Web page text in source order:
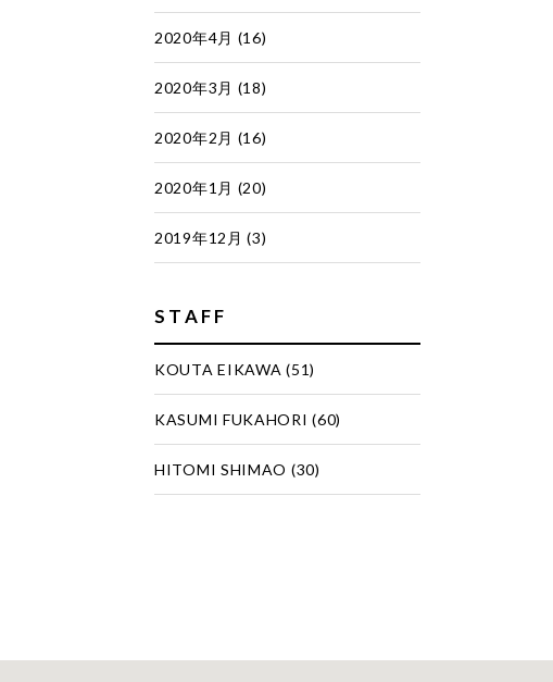
2020年4月 (16)
2020年3月 (18)
2020年2月 (16)
2020年1月 (20)
2019年12月 (3)
STAFF
KOUTA EIKAWA (51)
KASUMI FUKAHORI (60)
HITOMI SHIMAO (30)